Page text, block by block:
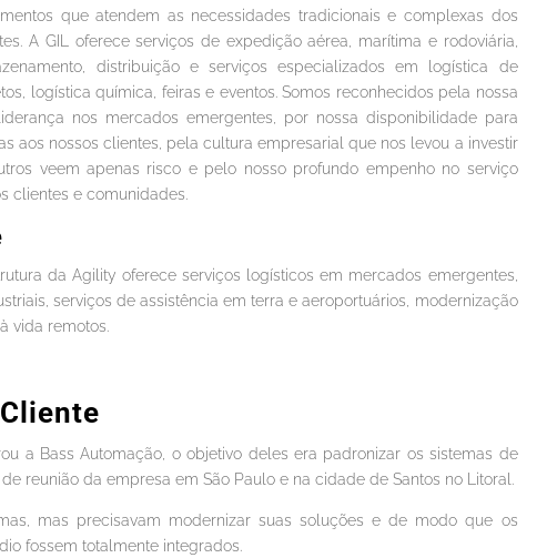
que atendem as necessidades tradicionais e complexas dos
A GIL oferece serviços de expedição aérea, marítima e rodoviária,
distribuição e serviços especializados em logística de
logística química, feiras e eventos. Somos reconhecidos pela nossa
nos mercados emergentes, por nossa disponibilidade para
aos nossos clientes, pela cultura empresarial que nos levou a investir
veem apenas risco e pelo nosso profundo empenho no serviço
clientes e comunidades.
da Agility oferece serviços logísticos em mercados emergentes,
serviços de assistência em terra e aeroportuários, modernização
vida remotos.
a Bass Automação, o objetivo deles era padronizar os sistemas de
reunião da empresa em São Paulo e na cidade de Santos no Litoral.
mas precisavam modernizar suas soluções e de modo que os
fossem totalmente integrados.